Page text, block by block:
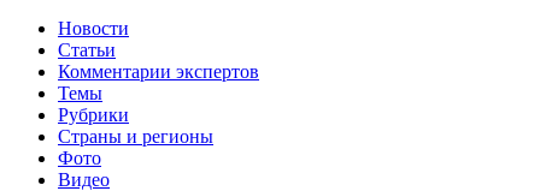
Новости
Статьи
Комментарии экспертов
Темы
Рубрики
Страны и регионы
Фото
Видео